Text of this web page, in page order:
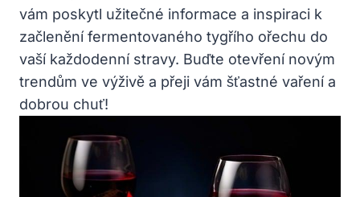
vám poskytl užitečné informace a inspiraci k
začlenění fermentovaného tygřího ořechu do
vaší každodenní stravy. Buďte otevření novým
trendům ve výživě a přeji vám šťastné vaření a
dobrou chuť!